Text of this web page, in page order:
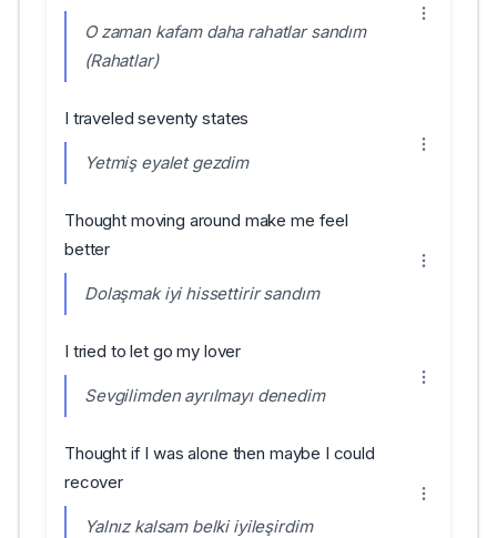
O zaman kafam daha rahatlar sandım
(Rahatlar)
I traveled seventy states
Yetmiş eyalet gezdim
Thought moving around make me feel
better
Dolaşmak iyi hissettirir sandım
I tried to let go my lover
Sevgilimden ayrılmayı denedim
Thought if I was alone then maybe I could
recover
Yalnız kalsam belki iyileşirdim